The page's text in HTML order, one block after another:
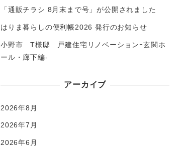
「通販チラシ 8月末まで号」が公開されました
はりま暮らしの便利帳2026 発行のお知らせ
小野市 T様邸 戸建住宅リノベーションｰ玄関ホ
ール・廊下編-
アーカイブ
2026年8月
2026年7月
2026年6月